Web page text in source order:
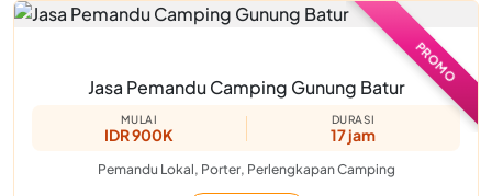
Jasa Pemandu Camping Gunung Batur
MULAI
IDR 900K
DURASI
17 jam
Pemandu Lokal, Porter, Perlengkapan Camping
PROMO